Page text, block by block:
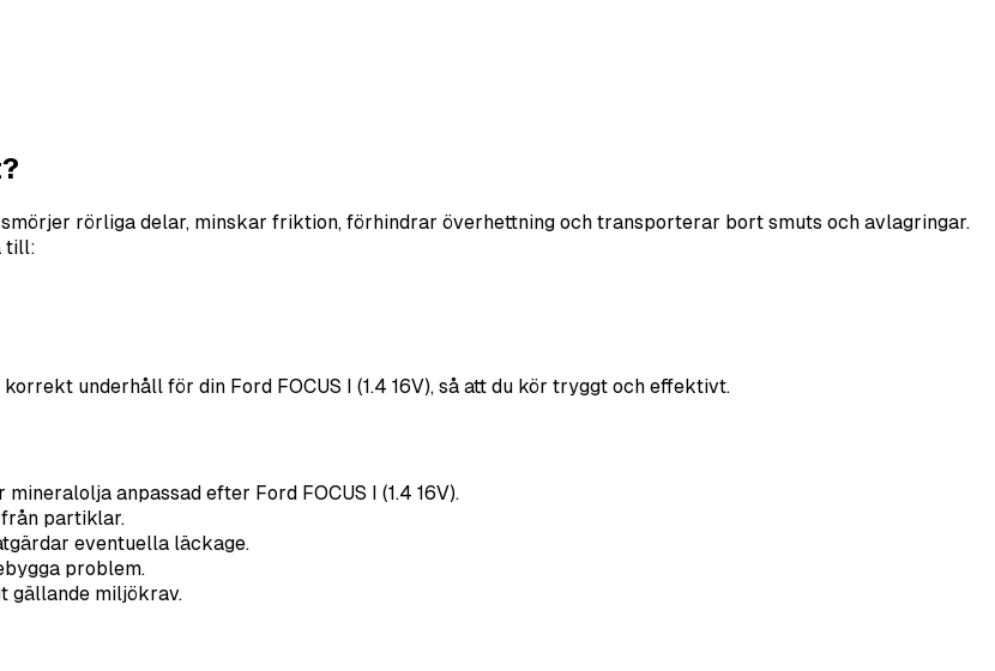
rörliga delar, minskar friktion, förhindrar överhettning och transporterar bort smuts och avlagringar.
till:
underhåll för din Ford FOCUS I (1.4 16V), så att du kör tryggt och effektivt.
anpassad efter Ford FOCUS I (1.4 16V).
partiklar.
eventuella läckage.
problem.
gällande miljökrav.